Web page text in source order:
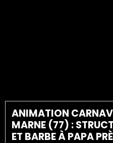
ANIMATION
MARNE (77) :
ET BARBE À PAPA